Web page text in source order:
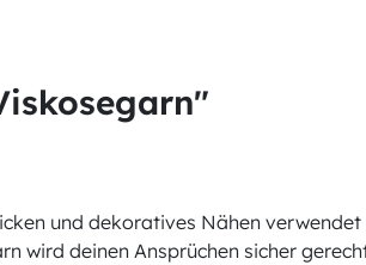
und dekoratives Nähen verwendet
wird deinen Ansprüchen sicher